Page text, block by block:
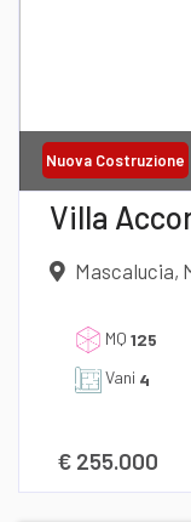
Nuova Costruzione
Villa
Mascalucia,
MQ 125
Vani 4
€ 255.000